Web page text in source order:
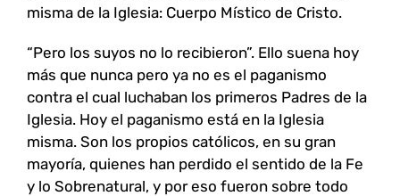
misma de la Iglesia: Cuerpo Místico de Cristo.
“Pero los suyos no lo recibieron”. Ello suena hoy
más que nunca pero ya no es el paganismo
contra el cual luchaban los primeros Padres de la
Iglesia. Hoy el paganismo está en la Iglesia
misma. Son los propios católicos, en su gran
mayoría, quienes han perdido el sentido de la Fe
y lo Sobrenatural, y por eso fueron sobre todo